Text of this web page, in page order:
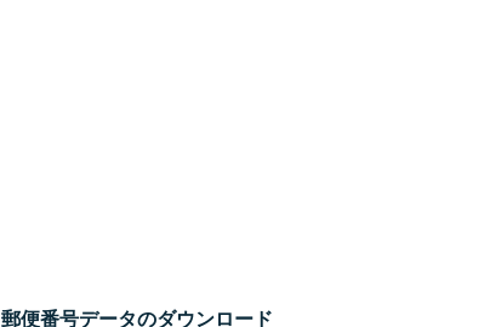
郵便番号データのダウンロード